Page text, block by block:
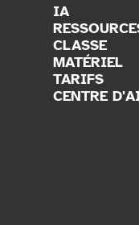
IA
CLASSE
MATÉRIEL
TARIFS
CENTRE